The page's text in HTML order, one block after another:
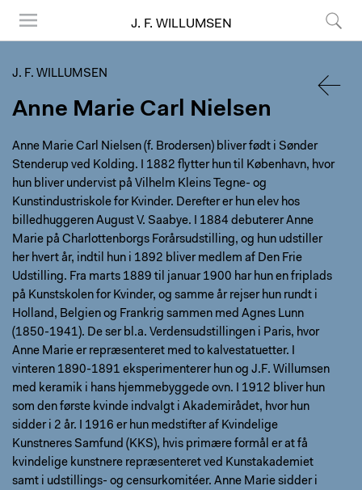
J. F. WILLUMSEN
J. F. WILLUMSEN
Anne Marie Carl Nielsen
Anne Marie Carl Nielsen (f. Brodersen) bliver født i Sønder
Stenderup ved Kolding. I 1882 flytter hun til København, hvor
hun bliver undervist på Vilhelm Kleins Tegne- og
Kunstindustriskole for Kvinder. Derefter er hun elev hos
billedhuggeren August V. Saabye. I 1884 debuterer Anne
Marie på Charlottenborgs Forårsudstilling, og hun udstiller
her hvert år, indtil hun i 1892 bliver medlem af Den Frie
Udstilling. Fra marts 1889 til januar 1900 har hun en friplads
på Kunstskolen for Kvinder, og samme år rejser hun rundt i
Holland, Belgien og Frankrig sammen med Agnes Lunn
(1850-1941). De ser bl.a. Verdensudstillingen i Paris, hvor
Anne Marie er repræsenteret med to kalvestatuetter. I
vinteren 1890-1891 eksperimenterer hun og J.F. Willumsen
med keramik i hans hjemmebyggede ovn. I 1912 bliver hun
som den første kvinde indvalgt i Akademirådet, hvor hun
sidder i 2 år. I 1916 er hun medstifter af Kvindelige
Kunstneres Samfund (KKS), hvis primære formål er at få
kvindelige kunstnere repræsenteret ved Kunstakademiet
samt i udstillings- og censurkomitéer. Anne Marie sidder i